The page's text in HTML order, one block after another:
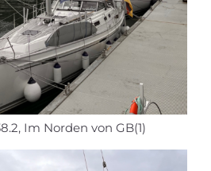
Im Norden von GB(1)